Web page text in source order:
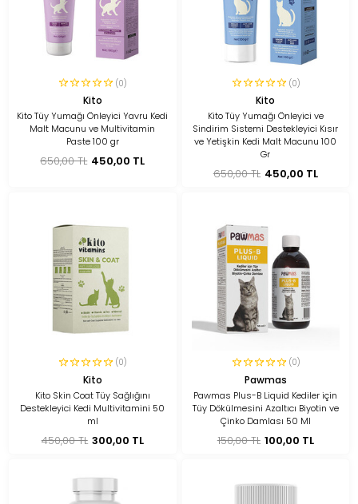
(0)
Kito
Kito Tüy Yumağı Önleyici Yavru Kedi
Malt Macunu ve Multivitamin
Paste 100 gr
650,00 TL 450,00 TL
(0)
Kito
Kito Tüy Yumağı Önleyici ve
Sindirim Sistemi Destekleyici Kısır
ve Yetişkin Kedi Malt Macunu 100
Gr
650,00 TL 450,00 TL
(0)
Kito
Kito Skin Coat Tüy Sağlığını
Destekleyici Kedi Multivitamini 50
ml
450,00 TL 300,00 TL
(0)
Pawmas
Pawmas Plus-B Liquid Kediler için
Tüy Dökülmesini Azaltıcı Biyotin ve
Çinko Damlası 50 Ml
150,00 TL 100,00 TL